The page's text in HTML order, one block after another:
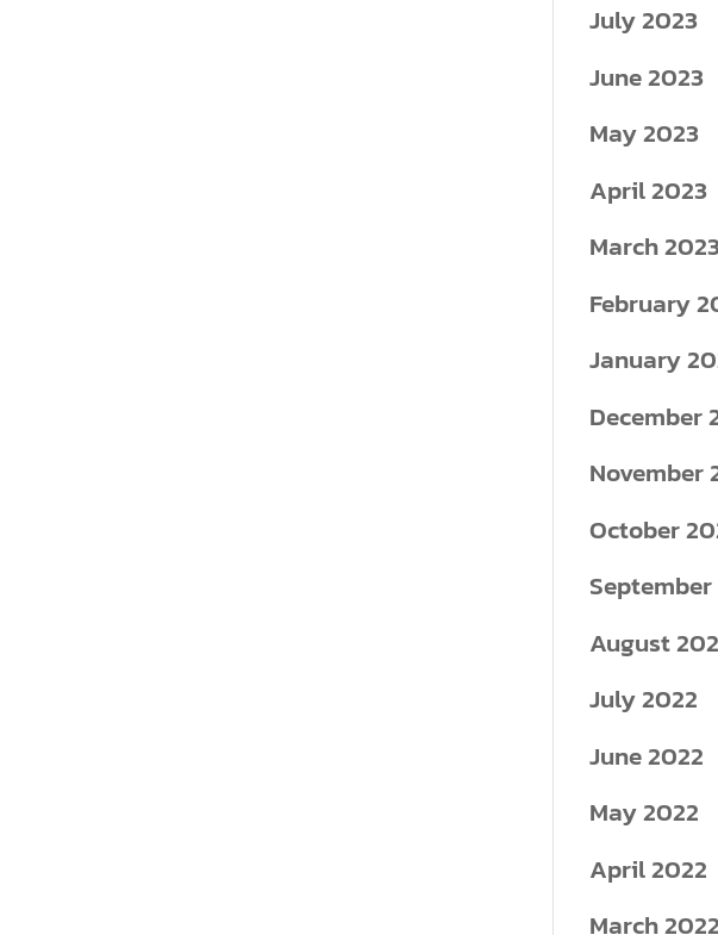
July 2023
June 2023
May 2023
April 2023
March 2023
February
January
December
November
October
August
July 2022
June 2022
May 2022
April 2022
March 2022